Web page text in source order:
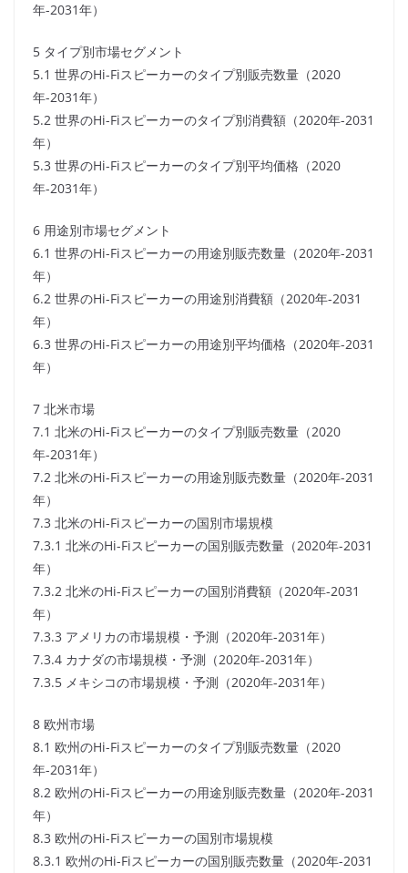
年-2031年）
5 タイプ別市場セグメント
5.1 世界のHi-Fiスピーカーのタイプ別販売数量（2020
年-2031年）
5.2 世界のHi-Fiスピーカーのタイプ別消費額（2020年-2031
年）
5.3 世界のHi-Fiスピーカーのタイプ別平均価格（2020
年-2031年）
6 用途別市場セグメント
6.1 世界のHi-Fiスピーカーの用途別販売数量（2020年-2031
年）
6.2 世界のHi-Fiスピーカーの用途別消費額（2020年-2031
年）
6.3 世界のHi-Fiスピーカーの用途別平均価格（2020年-2031
年）
7 北米市場
7.1 北米のHi-Fiスピーカーのタイプ別販売数量（2020
年-2031年）
7.2 北米のHi-Fiスピーカーの用途別販売数量（2020年-2031
年）
7.3 北米のHi-Fiスピーカーの国別市場規模
7.3.1 北米のHi-Fiスピーカーの国別販売数量（2020年-2031
年）
7.3.2 北米のHi-Fiスピーカーの国別消費額（2020年-2031
年）
7.3.3 アメリカの市場規模・予測（2020年-2031年）
7.3.4 カナダの市場規模・予測（2020年-2031年）
7.3.5 メキシコの市場規模・予測（2020年-2031年）
8 欧州市場
8.1 欧州のHi-Fiスピーカーのタイプ別販売数量（2020
年-2031年）
8.2 欧州のHi-Fiスピーカーの用途別販売数量（2020年-2031
年）
8.3 欧州のHi-Fiスピーカーの国別市場規模
8.3.1 欧州のHi-Fiスピーカーの国別販売数量（2020年-2031